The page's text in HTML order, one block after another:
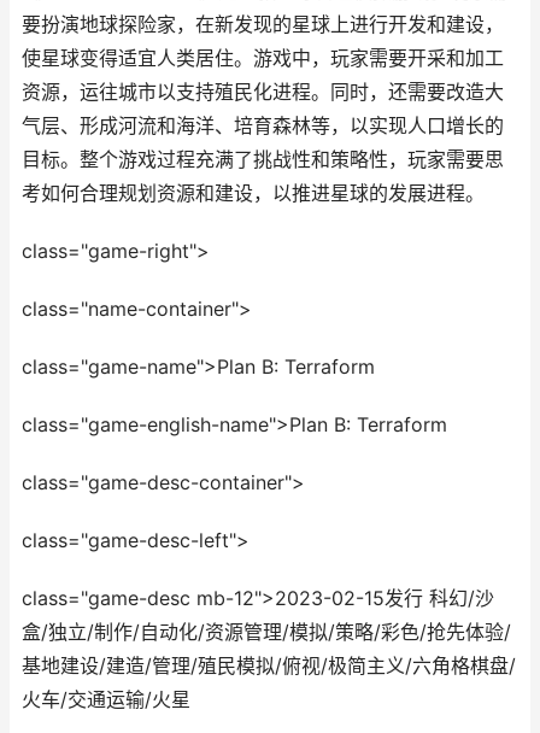
要扮演地球探险家，在新发现的星球上进行开发和建设，
使星球变得适宜人类居住。游戏中，玩家需要开采和加工
资源，运往城市以支持殖民化进程。同时，还需要改造大
气层、形成河流和海洋、培育森林等，以实现人口增长的
目标。整个游戏过程充满了挑战性和策略性，玩家需要思
考如何合理规划资源和建设，以推进星球的发展进程。
class="game-right">
class="name-container">
class="game-name">Plan B: Terraform
class="game-english-name">Plan B: Terraform
class="game-desc-container">
class="game-desc-left">
class="game-desc mb-12">2023-02-15发行 科幻/沙
盒/独立/制作/自动化/资源管理/模拟/策略/彩色/抢先体验/
基地建设/建造/管理/殖民模拟/俯视/极简主义/六角格棋盘/
火车/交通运输/火星